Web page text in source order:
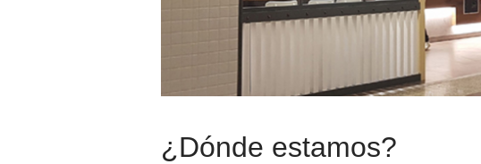
¿Dónde estamos?